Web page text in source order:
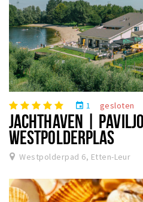
event 1 gesloten
JACHTHAVEN |
WESTPOLDERPLAS
Westpolderpad 6, Etten-Leur